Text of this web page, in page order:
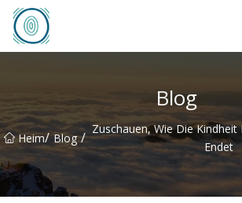
Blog
Heim/ Blog / Zuschauen, Wie Die
Endet